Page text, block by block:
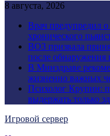
8 августа, 2026
Врач предупредил
хронического
ВОЗ призвала
после
В Минздраве
жизненно важных
Психолог Крупин:
выдержать только
Игровой сервер